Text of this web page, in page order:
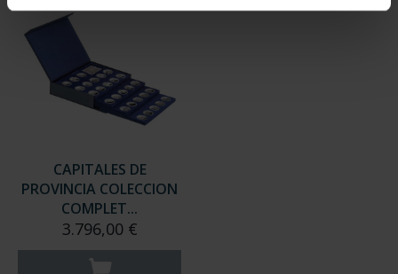
CAPITALES DE
PROVINCIA COLECCION
COMPLET...
3.796,00 €